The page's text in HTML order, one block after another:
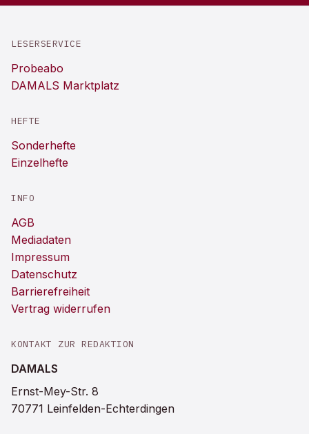
LESERSERVICE
Probeabo
DAMALS Marktplatz
HEFTE
Sonderhefte
Einzelhefte
INFO
AGB
Mediadaten
Impressum
Datenschutz
Barrierefreiheit
Vertrag widerrufen
KONTAKT ZUR REDAKTION
DAMALS
Ernst-Mey-Str. 8
70771 Leinfelden-Echterdingen